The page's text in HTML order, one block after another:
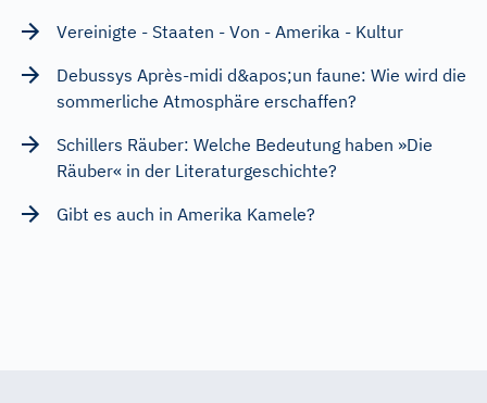
Vereinigte - Staaten - Von - Amerika - Kultur
Debussys Après-midi d&apos;un faune: Wie wird die
sommerliche Atmosphäre erschaffen?
Schillers Räuber: Welche Bedeutung haben »Die
Räuber« in der Literaturgeschichte?
Gibt es auch in Amerika Kamele?